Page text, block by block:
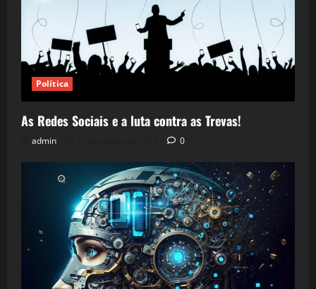
Política
As Redes Sociais e a luta contra as Trevas!
admin 0